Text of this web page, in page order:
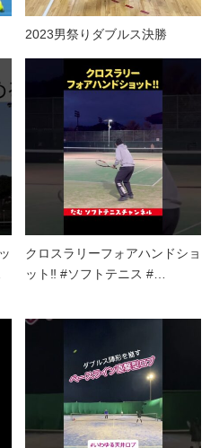
2023男祭りダブルス決勝
クロスラリーフォアハンドショ
ット‼︎ #ソフトテニス #…